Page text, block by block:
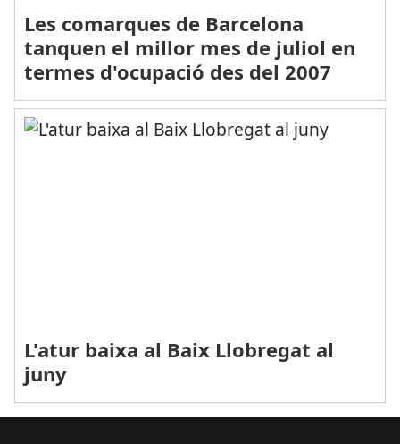
Les comarques de Barcelona
tanquen el millor mes de juliol en
termes d'ocupació des del 2007
L'atur baixa al Baix Llobregat al
juny